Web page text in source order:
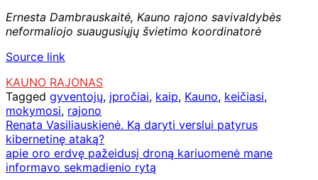
Ernesta Dambrauskaitė, Kauno rajono savivaldybės
neformaliojo suaugusiųjų švietimo koordinatorė
Source link
KAUNO RAJONAS
Tagged gyventojų, įpročiai, kaip, Kauno, keičiasi,
mokymosi, rajono
Navigacija
tarp
įrašų
Renata Vasiliauskienė. Ką daryti verslui patyrus
kibernetinę ataką?
apie oro erdvę pažeidusį droną kariuomenė mane
informavo sekmadienio rytą